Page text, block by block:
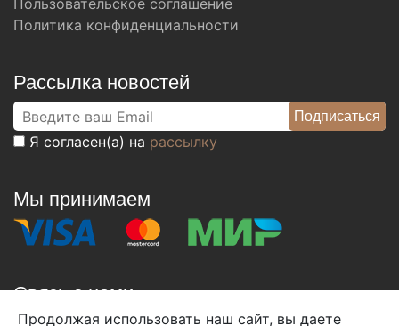
Пользовательское соглашение
Политика конфиденциальности
Рассылка новостей
Я согласен(а) на рассылку
Мы принимаем
Связь с нами
Продолжая использовать наш сайт, вы даете